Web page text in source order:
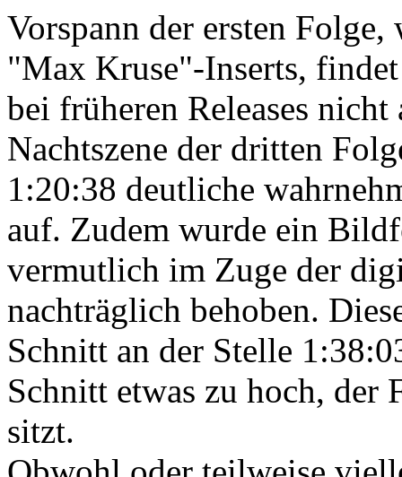
Vorspann der ersten
"Max Kruse"-Inserts,
bei früheren Releases
Nachtszene der dritten
1:20:38 deutliche
auf. Zudem wurde ein
vermutlich im Zuge der
nachträglich behoben.
Schnitt an der Stelle
Schnitt etwas zu hoch, der
sitzt.